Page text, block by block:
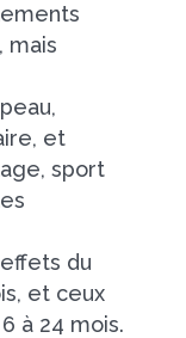
mais
et
sport
du
et ceux
à 24 mois.